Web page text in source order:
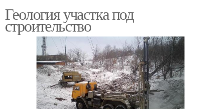
Геология участка под
строительство